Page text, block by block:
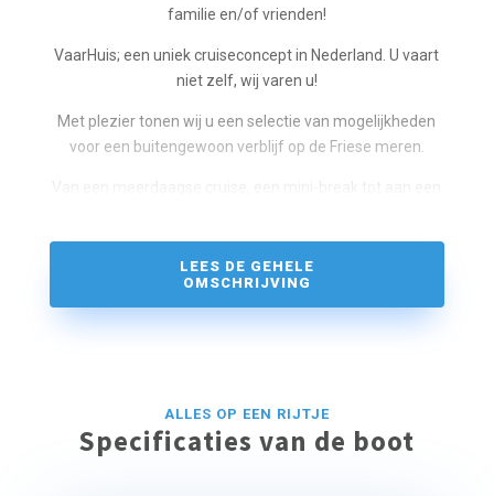
familie en/of vrienden!
VaarHuis; een uniek cruiseconcept in Nederland. U vaart
niet zelf, wij varen u!
Met plezier tonen wij u een selectie van mogelijkheden
voor een buitengewoon verblijf op de Friese meren.
of ‘er even tussenuit’, slapen op het water. U bent
welkom aan boord.
ook geschikt;
LEES DE GEHELE
OMSCHRIJVING
ALLES OP EEN RIJTJE
Specificaties van de boot